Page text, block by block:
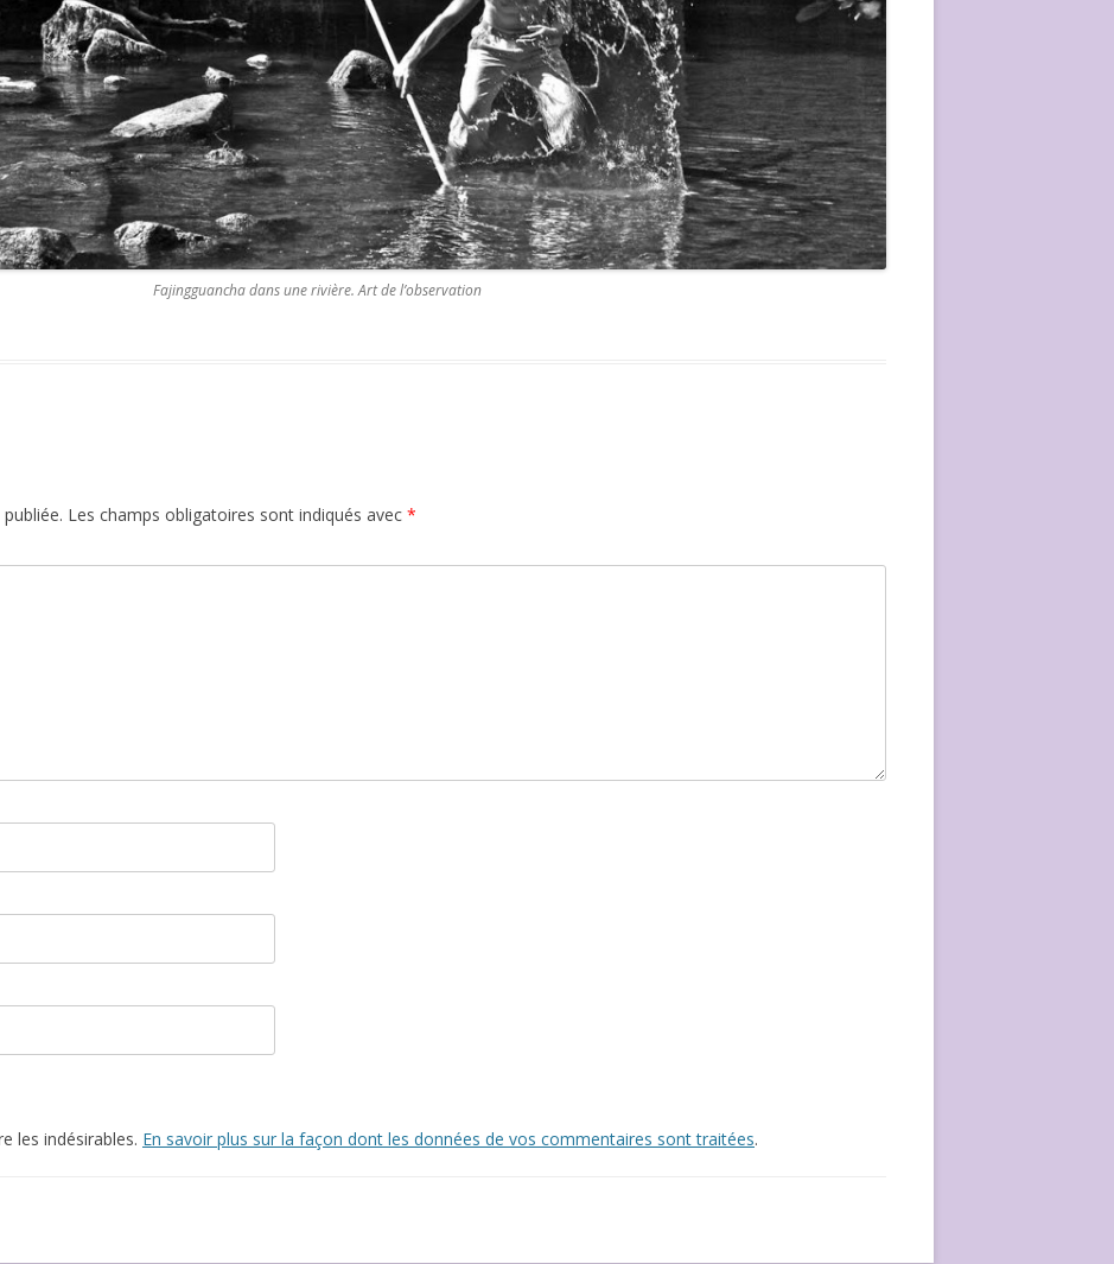
Fajingguancha dans une rivière. Art de l’observation
Les champs obligatoires sont indiqués avec *
les indésirables. En savoir plus sur la façon dont les données de vos commentaires sont traitées.